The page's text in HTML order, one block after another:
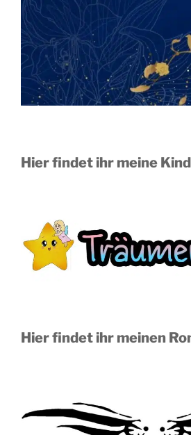
Hier findet ihr meine
Hier findet ihr meinen